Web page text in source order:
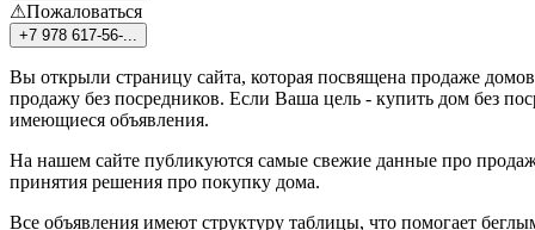
⚠Пожаловаться
+7 978 617-56-...
Вы открыли страницу сайта, которая посвящена продаже
продажу без посредников. Если Ваша цель - купить дом без
имеющиеся объявления.
На нашем сайте публикуются самые свежие данные про
принятия решения про покупку дома.
Все объявления имеют структуру таблицы, что помогает